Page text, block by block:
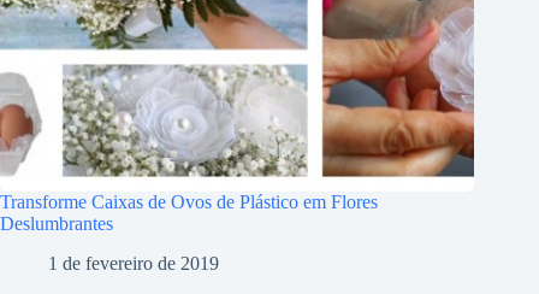
Transforme Caixas de Ovos de Plástico em Flores
Deslumbrantes
1 de fevereiro de 2019